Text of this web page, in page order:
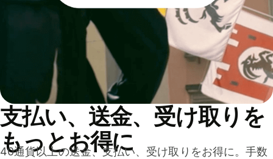
支払い、送金、受け取りを
もっとお得に
40通貨以上の送金、支払い、受け取りをお得に。手数